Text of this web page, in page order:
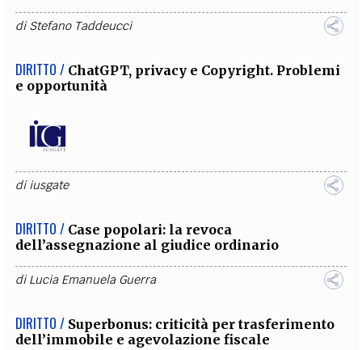
diStefano Taddeucci
DIRITTO / ChatGPT, privacy e Copyright. Problemi
e opportunità
diiusgate
DIRITTO / Case popolari: la revoca
dell’assegnazione al giudice ordinario
diLucia Emanuela Guerra
DIRITTO / Superbonus: criticità per trasferimento
dell’immobile e agevolazione fiscale